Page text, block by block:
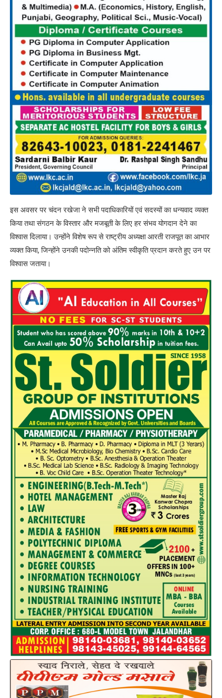
इस अवसर पर चंदन रखेजा ने सभी पदाधिकारियों एवं सदस्यों का धन्यवाद व्यक्त
किया तथा संगठन के विस्तार और मजबूती के लिए हर संभव योगदान देने का
विश्वास दिलाया। उन्होंने विशेष रूप से राष्ट्रीय अध्यक्षा आरती राजपूत का आभार
व्यक्त किया, जिन्होंने उनकी पदोन्नति को अंतिम स्वीकृति प्रदान करते हुए उन पर
विश्वास जताया।